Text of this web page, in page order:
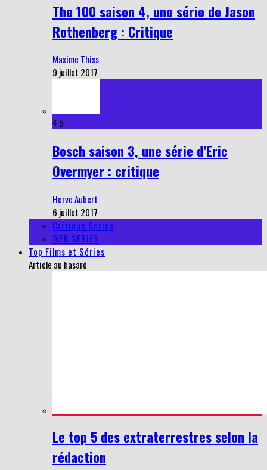
The 100 saison 4, une série de Jason
Rothenberg : Critique
Maxime Thiss
9 juillet 2017
4.5
Bosch saison 3, une série d’Eric
Overmyer : critique
Herve Aubert
6 juillet 2017
Critique Series
WEB SERIES
Top Films et Séries
Article au hasard
Le top 5 des extraterrestres selon la
rédaction